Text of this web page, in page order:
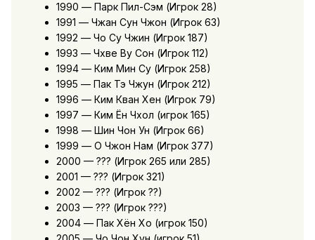
1990 — Парк Пил-Сэм (Игрок 28)
1991 — Чжан Сун Чжон (Игрок 63)
1992 — Чо Су Чжин (Игрок 187)
1993 — Чхве Ву Сон (Игрок 112)
1994 — Ким Мин Су (Игрок 258)
1995 — Пак Тэ Чжун (Игрок 212)
1996 — Ким Кван Хен (Игрок 79)
1997 — Ким Ён Чхол (игрок 165)
1998 — Шин Чон Ун (Игрок 66)
1999 — О Чжон Нам (Игрок 377)
2000 — ??? (Игрок 265 или 285)
2001 — ??? (Игрок 321)
2002 — ??? (Игрок ??)
2003 — ??? (Игрок ???)
2004 — Пак Хён Хо (игрок 150)